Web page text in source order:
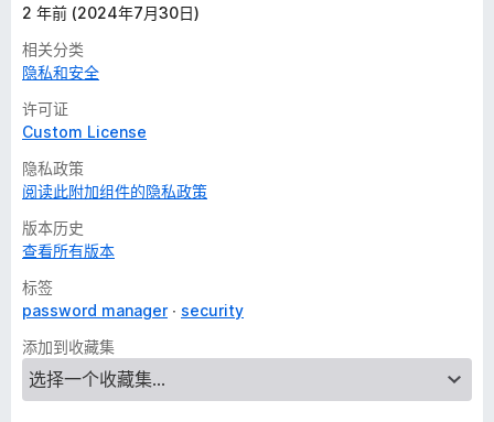
2 年前 (2024年7月30日)
相关分类
隐私和安全
许可证
Custom License
隐私政策
阅读此附加组件的隐私政策
版本历史
查看所有版本
标签
password manager
security
添加到收藏集